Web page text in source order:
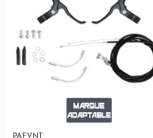
PAFVNT